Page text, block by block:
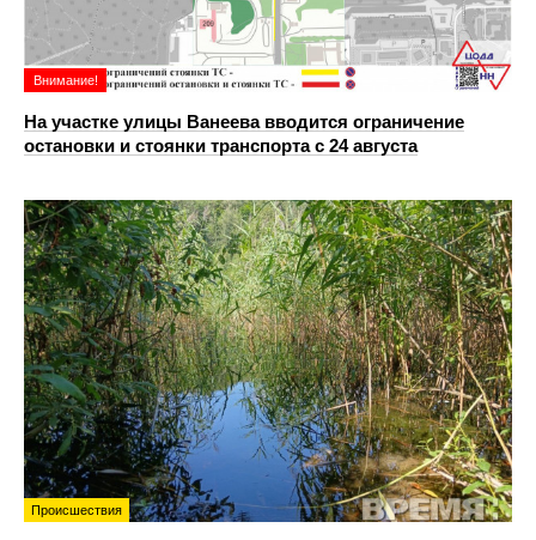
Внимание!
На участке улицы Ванеева вводится ограничение
остановки и стоянки транспорта с 24 августа
Происшествия